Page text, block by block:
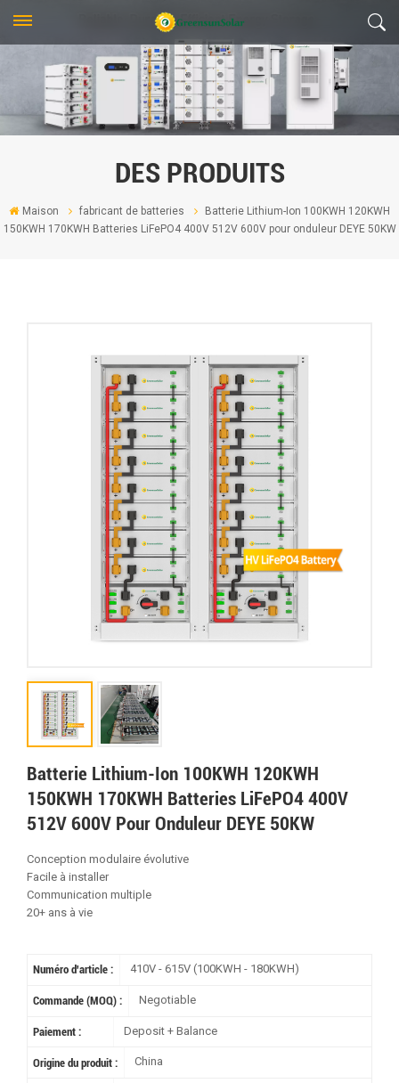
DES PRODUITS
Maison fabricant de batteries
Batterie Lithium-Ion 100KWH 120KWH
150KWH 170KWH Batteries LiFePO4 400V 512V 600V pour onduleur DEYE 50KW
Batterie Lithium-Ion 100KWH 120KWH
150KWH 170KWH Batteries LiFePO4 400V
512V 600V Pour Onduleur DEYE 50KW
Conception modulaire évolutive
Facile à installer
Communication multiple
20+ ans à vie
Numéro d'article : 410V - 615V (100KWH - 180KWH)
Commande (MOQ) : Negotiable
Paiement : Deposit + Balance
Origine du produit : China